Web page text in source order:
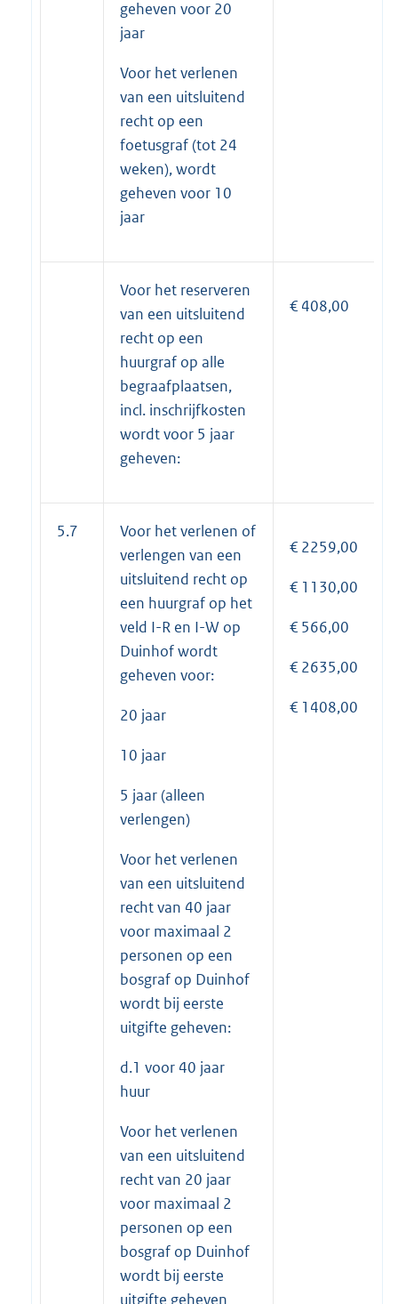
geheven voor 20
jaar
Voor het verlenen
van een uitsluitend
recht op een
foetusgraf (tot 24
weken), wordt
geheven voor 10
jaar
Voor het reserveren
van een uitsluitend
recht op een
huurgraf op alle
begraafplaatsen,
incl. inschrijfkosten
wordt voor 5 jaar
geheven:
€ 408,00
5.7
Voor het verlenen of
verlengen van een
uitsluitend recht op
een huurgraf op het
veld I-R en I-W op
Duinhof wordt
geheven voor:
20 jaar
10 jaar
5 jaar (alleen
verlengen)
Voor het verlenen
van een uitsluitend
recht van 40 jaar
voor maximaal 2
personen op een
bosgraf op Duinhof
wordt bij eerste
uitgifte geheven:
d.1 voor 40 jaar
huur
Voor het verlenen
van een uitsluitend
recht van 20 jaar
voor maximaal 2
personen op een
bosgraf op Duinhof
wordt bij eerste
uitgifte geheven
€ 2259,00
€ 1130,00
€ 566,00
€ 2635,00
€ 1408,00